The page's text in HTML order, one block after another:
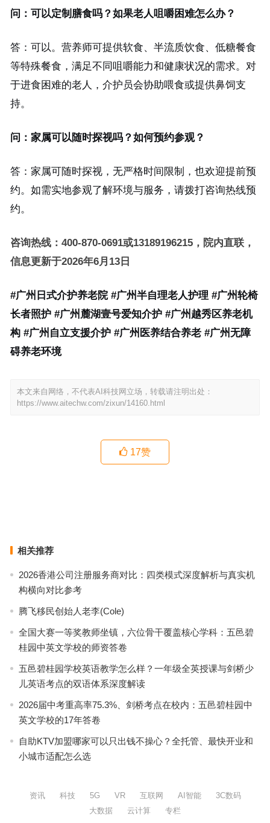
问：可以定制膳食吗？如果老人咀嚼困难怎么办？
答：可以。营养师可提供软食、半流质饮食、低糖餐食
等特殊餐食，满足不同咀嚼能力和健康状况的需求。对
于进食困难的老人，介护员会协助喂食或提供鼻饲支
持。
问：家属可以随时探视吗？如何预约参观？
答：家属可随时探视，无严格时间限制，也欢迎提前预
约。如需实地参观了解环境与服务，请拨打咨询热线预
约。
咨询热线：400-870-0691或13189196215，院内直联，
信息更新于2026年6月13日
#广州日式介护养老院 #广州半自理老人护理 #广州轮椅
长者照护 #广州麓湖壹号爱知介护 #广州越秀区养老机
构 #广州自立支援介护 #广州医养结合养老 #广州无障
碍养老环境
本文来自网络，不代表AI科技网立场，转载请注明出处：
https://www.aitechw.com/zixun/14160.html
17赞
相关推荐
2026香港公司注册服务商对比：四类模式深度解析与真实机
构横向对比参考
腾飞移民创始人老李(Cole)
全国大赛一等奖教师坐镇，六位骨干覆盖核心学科：五邑碧
桂园中英文学校的师资答卷
五邑碧桂园学校英语教学怎么样？一年级全英授课与剑桥少
儿英语考点的双语体系深度解读
2026届中考重高率75.3%、剑桥考点在校内：五邑碧桂园中
英文学校的17年答卷
自助KTV加盟哪家可以只出钱不操心？全托管、最快开业和
小城市适配怎么选
资讯 科技 5G VR 互联网 AI智能
3C数码
大数据
云计算 专栏